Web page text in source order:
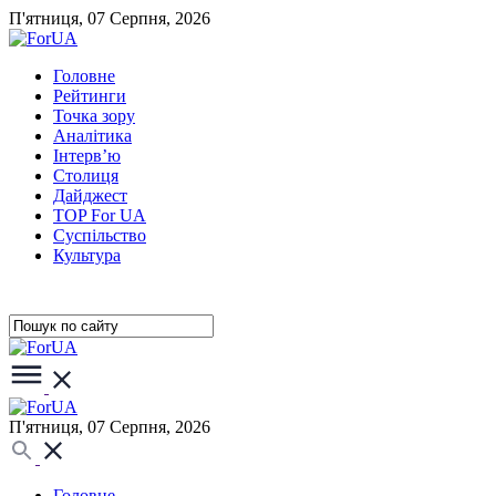
П'ятниця, 07 Серпня, 2026
Головне
Рейтинги
Точка зору
Аналітика
Інтерв’ю
Столиця
Дайджест
TOP For UA
Суспiльство
Культура
П'ятниця, 07 Серпня, 2026